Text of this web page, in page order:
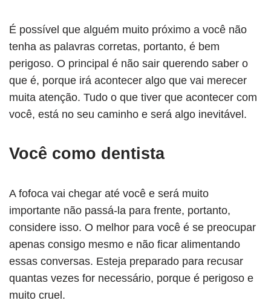
É possível que alguém muito próximo a você não
tenha as palavras corretas, portanto, é bem
perigoso. O principal é não sair querendo saber o
que é, porque irá acontecer algo que vai merecer
muita atenção. Tudo o que tiver que acontecer com
você, está no seu caminho e será algo inevitável.
Você como dentista
A fofoca vai chegar até você e será muito
importante não passá-la para frente, portanto,
considere isso. O melhor para você é se preocupar
apenas consigo mesmo e não ficar alimentando
essas conversas. Esteja preparado para recusar
quantas vezes for necessário, porque é perigoso e
muito cruel.